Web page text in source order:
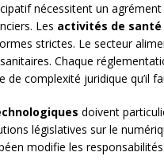
nécessitent un agrément
Les activités de santé
strictes. Le secteur
Chaque
de complexité juridique qu’il
doivent
législatives sur le
modifie les